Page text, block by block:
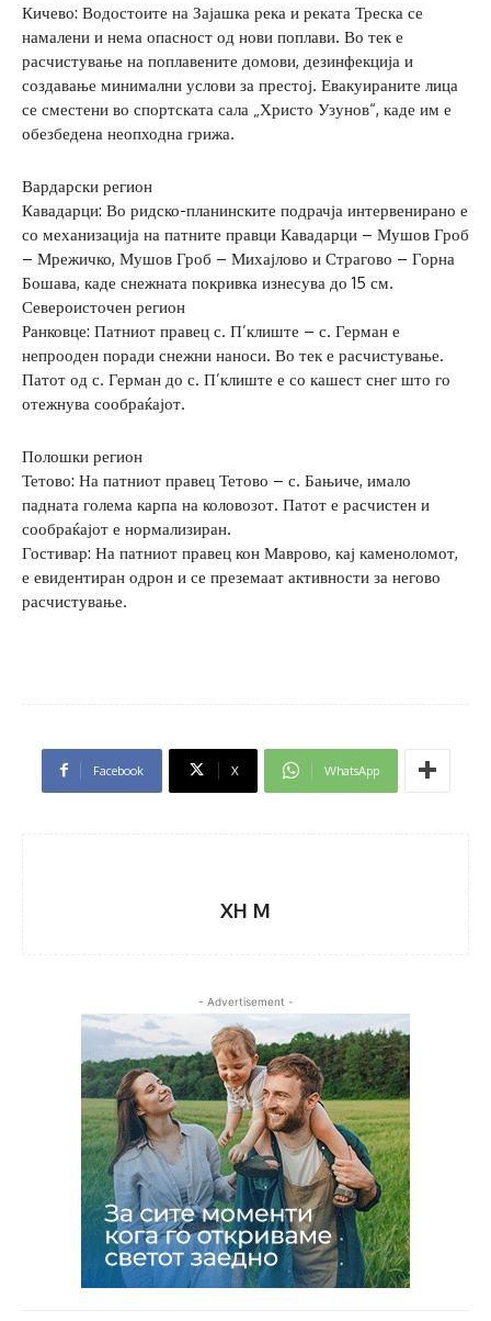
Кичево: Водостоите на Зајашка река и реката Треска се
намалени и нема опасност од нови поплави. Во тек е
расчистување на поплавените домови, дезинфекција и
создавање минимални услови за престој. Евакуираните лица
се сместени во спортската сала „Христо Узунов“, каде им е
обезбедена неопходна грижа.
Вардарски регион
Кавадарци: Во ридско-планинските подрачја интервенирано е
со механизација на патните правци Кавадарци – Мушов Гроб
– Мрежичко, Мушов Гроб – Михајлово и Страгово – Горна
Бошава, каде снежната покривка изнесува до 15 см.
Североисточен регион
Ранковце: Патниот правец с. П’клиште – с. Герман е
непрооден поради снежни наноси. Во тек е расчистување.
Патот од с. Герман до с. П’клиште е со кашест снег што го
отежнува сообраќајот.
Полошки регион
Тетово: На патниот правец Тетово – с. Бањиче, имало
падната голема карпа на коловозот. Патот е расчистен и
сообраќајот е нормализиран.
Гостивар: На патниот правец кон Маврово, кај каменоломот,
е евидентиран одрон и се преземаат активности за негово
расчистување.
Facebook X WhatsApp
XH M
- Advertisement -